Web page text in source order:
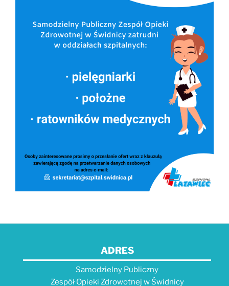
ADRES
Samodzielny Publiczny
Zespół Opieki Zdrowotnej w Świdnicy